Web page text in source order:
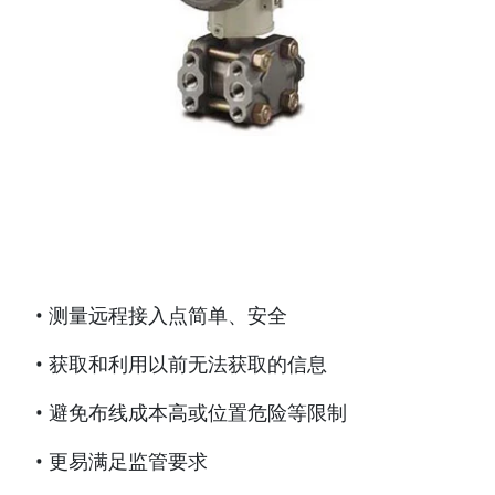
• 测量远程接入点简单、安全
• 获取和利用以前无法获取的信息
• 避免布线成本高或位置危险等限制
• 更易满足监管要求